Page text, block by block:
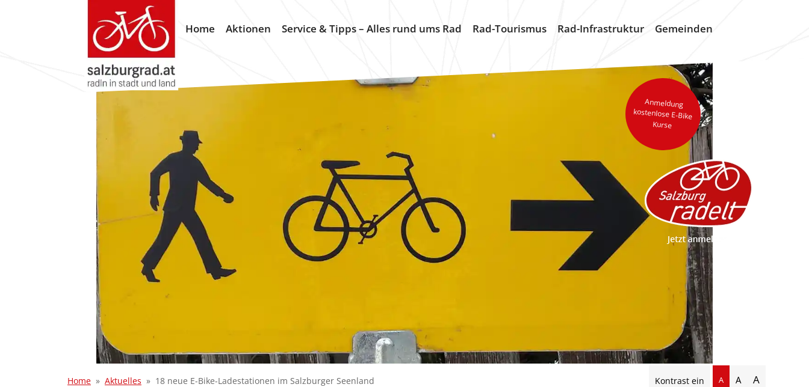
Home Aktionen Service & Tipps – Alles rund ums Rad Rad-Tourismus Rad-Infrastruktur Gemeinden
Anmeldung
kostenlose E-Bike
Kurse
Home Aktuelles 18 neue E-Bike-Ladestationen im Salzburger Seenland Kontrast ein A A A